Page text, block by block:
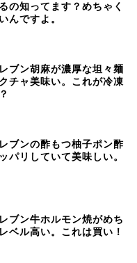
の知ってます？めちゃく
んですよ。
ブン胡麻が濃厚な坦々麺
チャ美味い。これが冷凍
ブンの酢もつ柚子ポン酢
パリしていて美味しい。
ブン牛ホルモン焼がめち
ベル高い。これは買い！